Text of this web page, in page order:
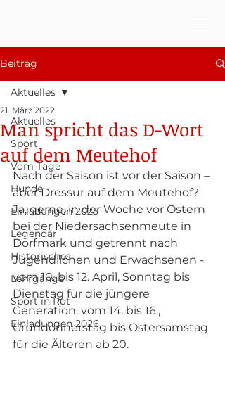
Beitrag
Aktuelles
Sport
Vom Tage
Hunde
Einladungen 2025
Legendär
Historisches
Lehrgänge
Sport in Rot
Einladungen 2026
Aktuelles
Man spricht das D-Wort
auf dem Meutehof
21. März 2022
Nach der Saison ist vor der Saison –
aber Dressur auf dem Meutehof?
Ja, gerne, in der Woche vor Ostern
bei der Niedersachsenmeute in
Dorfmark und getrennt nach
Jugendlichen und Erwachsenen -
vom 10. bis 12. April, Sonntag bis
Dienstag für die jüngere
Generation, vom 14. bis 16.,
Gründonnerstag bis Ostersamstag
für die Älteren ab 20.